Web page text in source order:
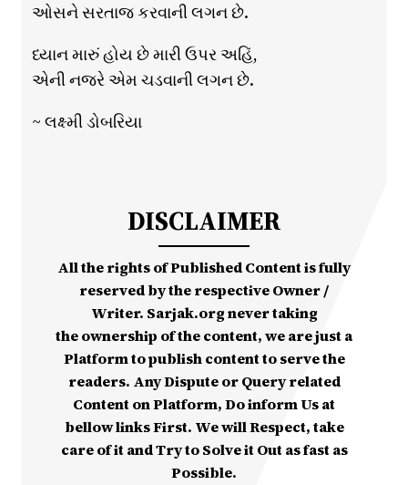
ઓસને સરતાજ કરવાની લગન છે.
ધ્યાન મારું હોય છે મારી ઉપર અહિં,
એની નજરે એમ ચડવાની લગન છે.
~ લક્ષ્મી ડોબરિયા
DISCLAIMER
All the rights of Published Content is fully
reserved by the respective Owner /
Writer. Sarjak.org never taking
the ownership of the content, we are just a
Platform to publish content to serve the
readers. Any Dispute or Query related
Content on Platform, Do inform Us at
bellow links First. We will Respect, take
care of it and Try to Solve it Out as fast as
Possible.